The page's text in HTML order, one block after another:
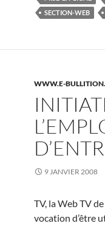
SECTION-WEB
WWW.E-
9 JANVIER 2008
TV, la Web TV
vocation d’être